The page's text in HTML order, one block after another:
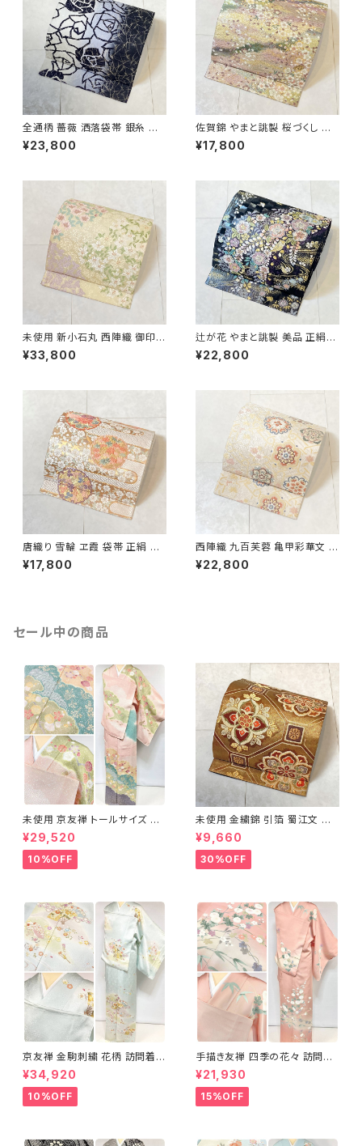
全通柄 薔薇 洒落袋帯 銀糸 長
尺 正絹 白 黒 青紫 659
¥23,800
佐賀錦 やまと誂製 桜づくし 袋
帯 正絹 金銀糸 ラメ ピンク 白
722
¥17,800
未使用 新小石丸 西陣織 御印華
唐織 花柄 袋帯 正絹 金糸 白 ク
リーム ピンク 紫 576
¥33,800
辻が花 やまと誂製 美品 正絹
金糸 袋帯 黒 紺 紫 パステルカ
ラー 702
¥22,800
唐織り 雪輪 ヱ霞 袋帯 正絹 金
糸 白 ピンク 水色 紫 パステルカ
ラー 531
¥17,800
西陣織 九百芙蓉 亀甲彩華文 唐
織り 袋帯 正絹 金糸 クリーム色
白 667
¥22,800
セール中の商品
未使用 京友禅 トールサイズ 染
め分け 金彩 訪問着 袷 正絹 ピ
ンク 黄緑 紫 黄色 1438
¥29,520
10%OFF
未使用 金繍錦 引箔 蜀江文 唐
織 華紋 袋帯 正絹 金糸 ゴール
ド 赤 紫 710
¥9,660
30%OFF
京友禅 金駒刺繍 花柄 訪問着
正絹 水色 黄緑 パステルカラー
アイスグリーン 1433
¥34,920
10%OFF
手描き友禅 四季の花々 訪問着
袷 正絹 サーモンピンク クリー
ム 白 桃花色 1434
¥21,930
15%OFF